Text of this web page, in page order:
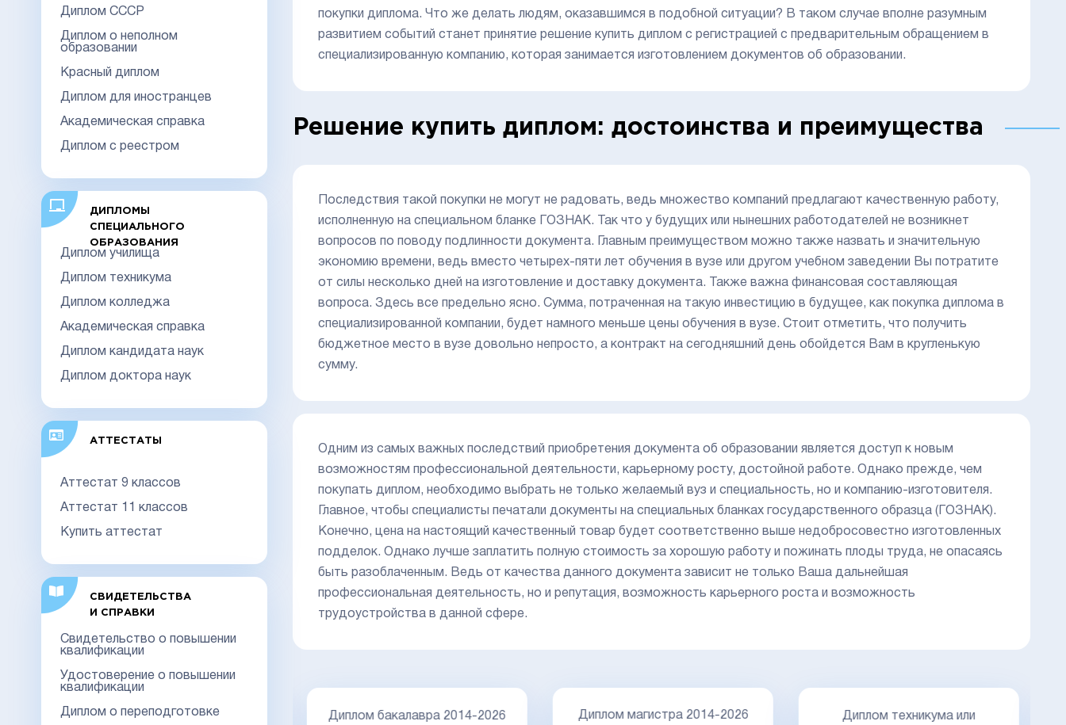
Диплом СССР
Диплом о неполном
образовании
Красный диплом
Диплом для иностранцев
Академическая справка
Диплом с реестром
ДИПЛОМЫ
СПЕЦИАЛЬНОГО
ОБРАЗОВАНИЯ
Диплом училища
Диплом техникума
Диплом колледжа
Академическая справка
Диплом кандидата наук
Диплом доктора наук
АТТЕСТАТЫ
Аттестат 9 классов
Аттестат 11 классов
Купить аттестат
СВИДЕТЕЛЬСТВА
И СПРАВКИ
Свидетельство о повышении
квалификации
Удостоверение о повышении
квалификации
Диплом о переподготовке
покупки диплома. Что же делать людям, оказавшимся в подобной ситуации? В таком случае вполне разумным
развитием событий станет принятие решение купить диплом с регистрацией с предварительным обращением в
специализированную компанию, которая занимается изготовлением документов об образовании.
Решение купить диплом: достоинства и преимущества
Последствия такой покупки не могут не радовать, ведь множество компаний предлагают качественную работу,
исполненную на специальном бланке ГОЗНАК. Так что у будущих или нынешних работодателей не возникнет
вопросов по поводу подлинности документа. Главным преимуществом можно также назвать и значительную
экономию времени, ведь вместо четырех-пяти лет обучения в вузе или другом учебном заведении Вы потратите
от силы несколько дней на изготовление и доставку документа. Также важна финансовая составляющая
вопроса. Здесь все предельно ясно. Сумма, потраченная на такую инвестицию в будущее, как покупка диплома в
специализированной компании, будет намного меньше цены обучения в вузе. Стоит отметить, что получить
бюджетное место в вузе довольно непросто, а контракт на сегодняшний день обойдется Вам в кругленькую
сумму.
Одним из самых важных последствий приобретения документа об образовании является доступ к новым
возможностям профессиональной деятельности, карьерному росту, достойной работе. Однако прежде, чем
покупать диплом, необходимо выбрать не только желаемый вуз и специальность, но и компанию-изготовителя.
Главное, чтобы специалисты печатали документы на специальных бланках государственного образца (ГОЗНАК).
Конечно, цена на настоящий качественный товар будет соответственно выше недобросовестно изготовленных
подделок. Однако лучше заплатить полную стоимость за хорошую работу и пожинать плоды труда, не опасаясь
быть разоблаченным. Ведь от качества данного документа зависит не только Ваша дальнейшая
профессиональная деятельность, но и репутация, возможность карьерного роста и возможность
трудоустройства в данной сфере.
Диплом специалиста 2014-2026
Диплом бакалавра 2014-2026
Диплом магистра 2014-2026
Диплом техникума или